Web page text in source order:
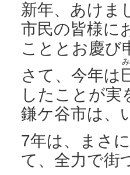
新年、あけま
市民の皆様に
こととお慶び
さて、今年は
したことが実
鎌ケ谷市は、
7年は、まさに
て、全力で街